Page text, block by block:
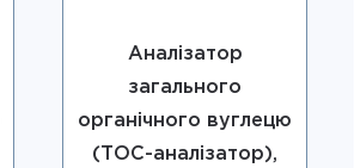
Аналізатор
загального
органічного вуглецю
(ТОС-аналізатор),